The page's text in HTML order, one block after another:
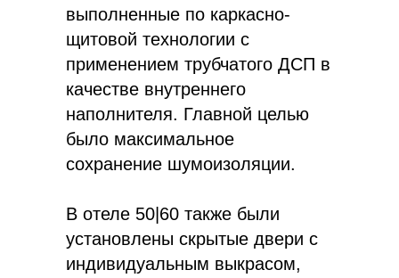
выполненные по каркасно-
щитовой технологии с
применением трубчатого ДСП в
качестве внутреннего
наполнителя. Главной целью
было максимальное
сохранение шумоизоляции.
В отеле 50|60 также были
установлены скрытые двери с
индивидуальным выкрасом,